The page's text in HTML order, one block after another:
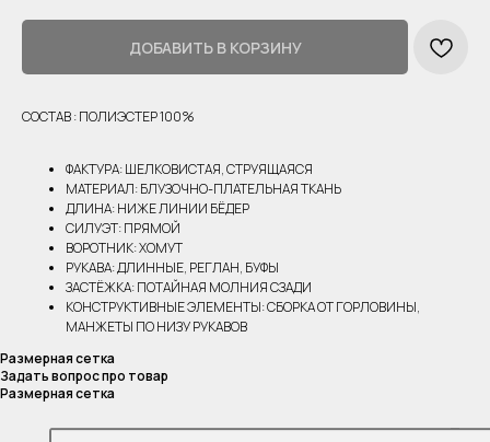
ДОБАВИТЬ В КОРЗИНУ
СОСТАВ : ПОЛИЭСТЕР 100%
ФАКТУРА: ШЕЛКОВИСТАЯ, СТРУЯЩАЯСЯ
МАТЕРИАЛ: БЛУЗОЧНО-ПЛАТЕЛЬНАЯ ТКАНЬ
ДЛИНА: НИЖЕ ЛИНИИ БЁДЕР
СИЛУЭТ: ПРЯМОЙ
ВОРОТНИК: ХОМУТ
РУКАВА: ДЛИННЫЕ, РЕГЛАН, БУФЫ
ЗАСТЁЖКА: ПОТАЙНАЯ МОЛНИЯ СЗАДИ
КОНСТРУКТИВНЫЕ ЭЛЕМЕНТЫ: СБОРКА ОТ ГОРЛОВИНЫ,
МАНЖЕТЫ ПО НИЗУ РУКАВОВ
Размерная сетка
Задать вопрос про товар
Размерная сетка